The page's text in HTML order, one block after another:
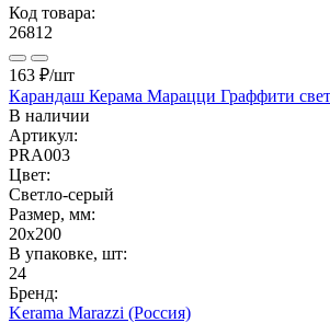
Код товара:
26812
163 ₽/шт
Карандаш Керама Марацци Граффити
В наличии
Артикул:
PRA003
Цвет:
Светло-серый
Размер, мм:
20x200
В упаковке, шт:
24
Бренд:
Kerama Marazzi (Россия)